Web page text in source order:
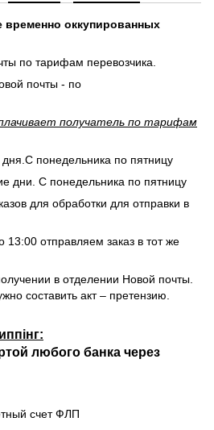
временно оккупированных
по тарифам перевозчика.
почты - по
получатель по тарифам
дня.С понедельника по пятницу
дни. С понедельника по пятницу
для обработки для отправки в
отправляем заказ в тот же
в отделении Новой почты.
составить акт – претензию.
любого банка через
счет ФЛП